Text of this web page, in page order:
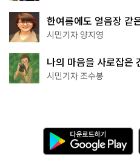
한여름에도 얼음장 같
천국이네~
시민기자 양지영
나의 마음을 사로잡은
상작 공개!
시민기자 조수봉
다
운
로